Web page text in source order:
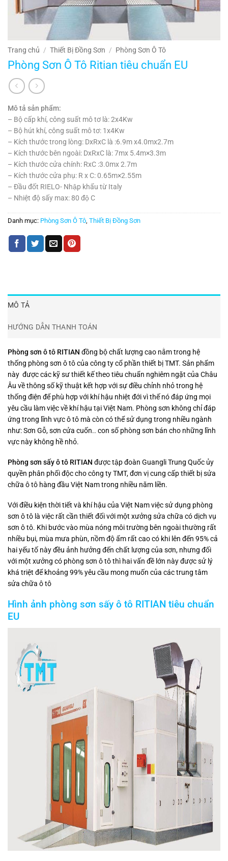
Trang chủ / Thiết Bị Đồng Sơn / Phòng Sơn Ô Tô
Phòng Sơn Ô Tô Ritian tiêu chuẩn EU
Mô tả sản phẩm:
– Bộ cấp khí, công suất mô tơ là: 2x4Kw
– Bộ hút khí, công suất mô tơ: 1x4Kw
– Kích thước trong lòng: DxRxC là :6.9m x4.0mx2.7m
– Kích thước bên ngoài: DxRxC là: 7mx 5.4m×3.3m
– Kích thước cửa chính: RxC :3.0mx 2.7m
– Kích thước cửa phụ: R x C: 0.65m×2.55m
– Đầu đốt RIELO- Nhập khẩu từ Italy
– Nhiệt độ sấy max: 80 độ C
Danh mục: Phòng Sơn Ô Tô Thiết Bị Đồng Sơn
MÔ TẢ
HƯỚNG DẪN THANH TOÁN
Phòng sơn ô tô RITIAN đồng bộ chất lượng cao nằm trong hệ
thống phòng sơn ô tô của công ty cổ phần thiết bị TMT. Sản phẩm
này được các kỹ sư thiết kế theo tiêu chuẩn nghiêm ngặt của Châu
Âu về thông số kỹ thuật kết hợp với sự điều chỉnh nhỏ trong hệ
thống điện để phù hợp với khí hậu nhiệt đới vì thế nó đáp ứng mọi
yêu cầu làm việc về khí hậu tại Việt Nam. Phòng sơn không chỉ đáp
ứng trong lĩnh vực ô tô mà còn có thể sử dụng trong nhiều ngành
như: Sơn Gỗ, sơn cửa cuốn.. con số phòng sơn bán cho những lĩnh
vực này không hề nhỏ.
Phòng sơn sấy ô tô RITIAN được tập đoàn Guangli Trung Quốc ủy
quyền phân phối độc cho công ty TMT, đơn vị cung cấp thiết bị sửa
chữa ô tô hàng đầu Việt Nam trong nhiều năm liền.
Với điều kiện thời tiết và khí hậu của Việt Nam việc sử dụng phòng
sơn ô tô là việc rất cần thiết đối với một xưởng sửa chữa có dịch vụ
sơn ô tô. Khi bước vào mùa nóng môi trường bên ngoài thường rất
nhiều bụi, mùa mưa phùn, nồm độ ẩm rất cao có khi lên đến 95% cả
hai yếu tố này đều ảnh hưởng đến chất lượng của sơn, nhưng đối
với một xưởng có phòng sơn ô tô thì hai vấn đề lớn này được sử lý
khá triệt để khoảng 99% yêu cầu mong muốn của các trung tâm
sửa chữa ô tô
Hình ảnh phòng sơn sấy ô tô RITIAN tiêu chuẩn
EU